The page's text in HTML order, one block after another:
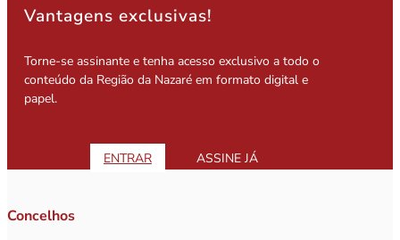
Vantagens exclusivas!
Torne-se assinante e tenha acesso exclusivo a todo o
conteúdo da Região da Nazaré em formato digital e
papel.
ENTRAR ASSINE JÁ
Concelhos